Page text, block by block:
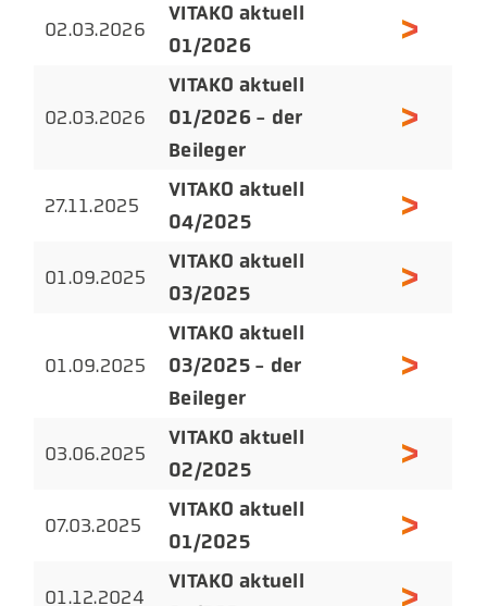
02.03.2026
VITAKO aktuell
01/2026
02.03.2026
VITAKO aktuell
01/2026 - der
Beileger
27.11.2025
VITAKO aktuell
04/2025
01.09.2025
VITAKO aktuell
03/2025
01.09.2025
VITAKO aktuell
03/2025 - der
Beileger
03.06.2025
VITAKO aktuell
02/2025
07.03.2025
VITAKO aktuell
01/2025
01.12.2024
VITAKO aktuell